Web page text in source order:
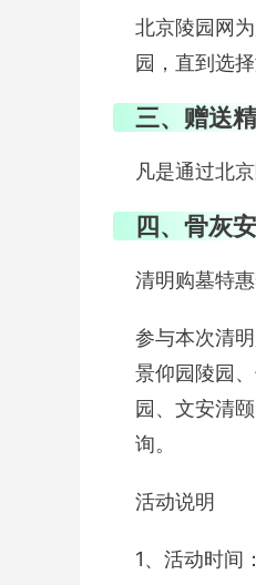
北京陵园网
园，直到选择
三、赠送
凡是通过北
四、骨灰
清明购墓特
参与本次清
景仰园陵园
园、文安清
询。
活动说明
1、活动时间